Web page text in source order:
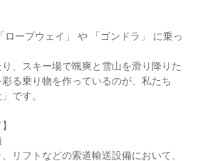
ロープウェイ」 や 「ゴンドラ」 に乗っ
、スキー場で颯爽と雪山を滑り降りた
る乗り物を作っているのが、私たち
です。
リフトなどの索道輸送設備において、